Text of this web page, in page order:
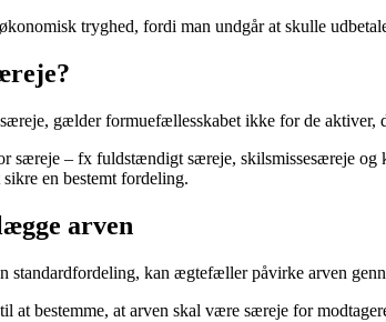
tryghed, fordi man undgår at skulle
gælder formuefællesskabet ikke for de aktiver,
særeje – fx fuldstændigt særeje, skilsmissesæreje
en bestemt fordeling.
arven
standardfordeling, kan ægtefæller påvirke arven
at bestemme, at arven skal være særeje for